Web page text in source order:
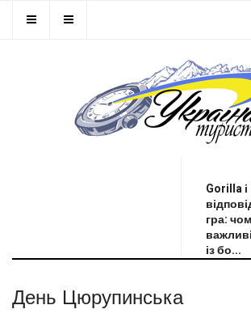
Gorilla і
гра:
із бо...
День Цюрупинська